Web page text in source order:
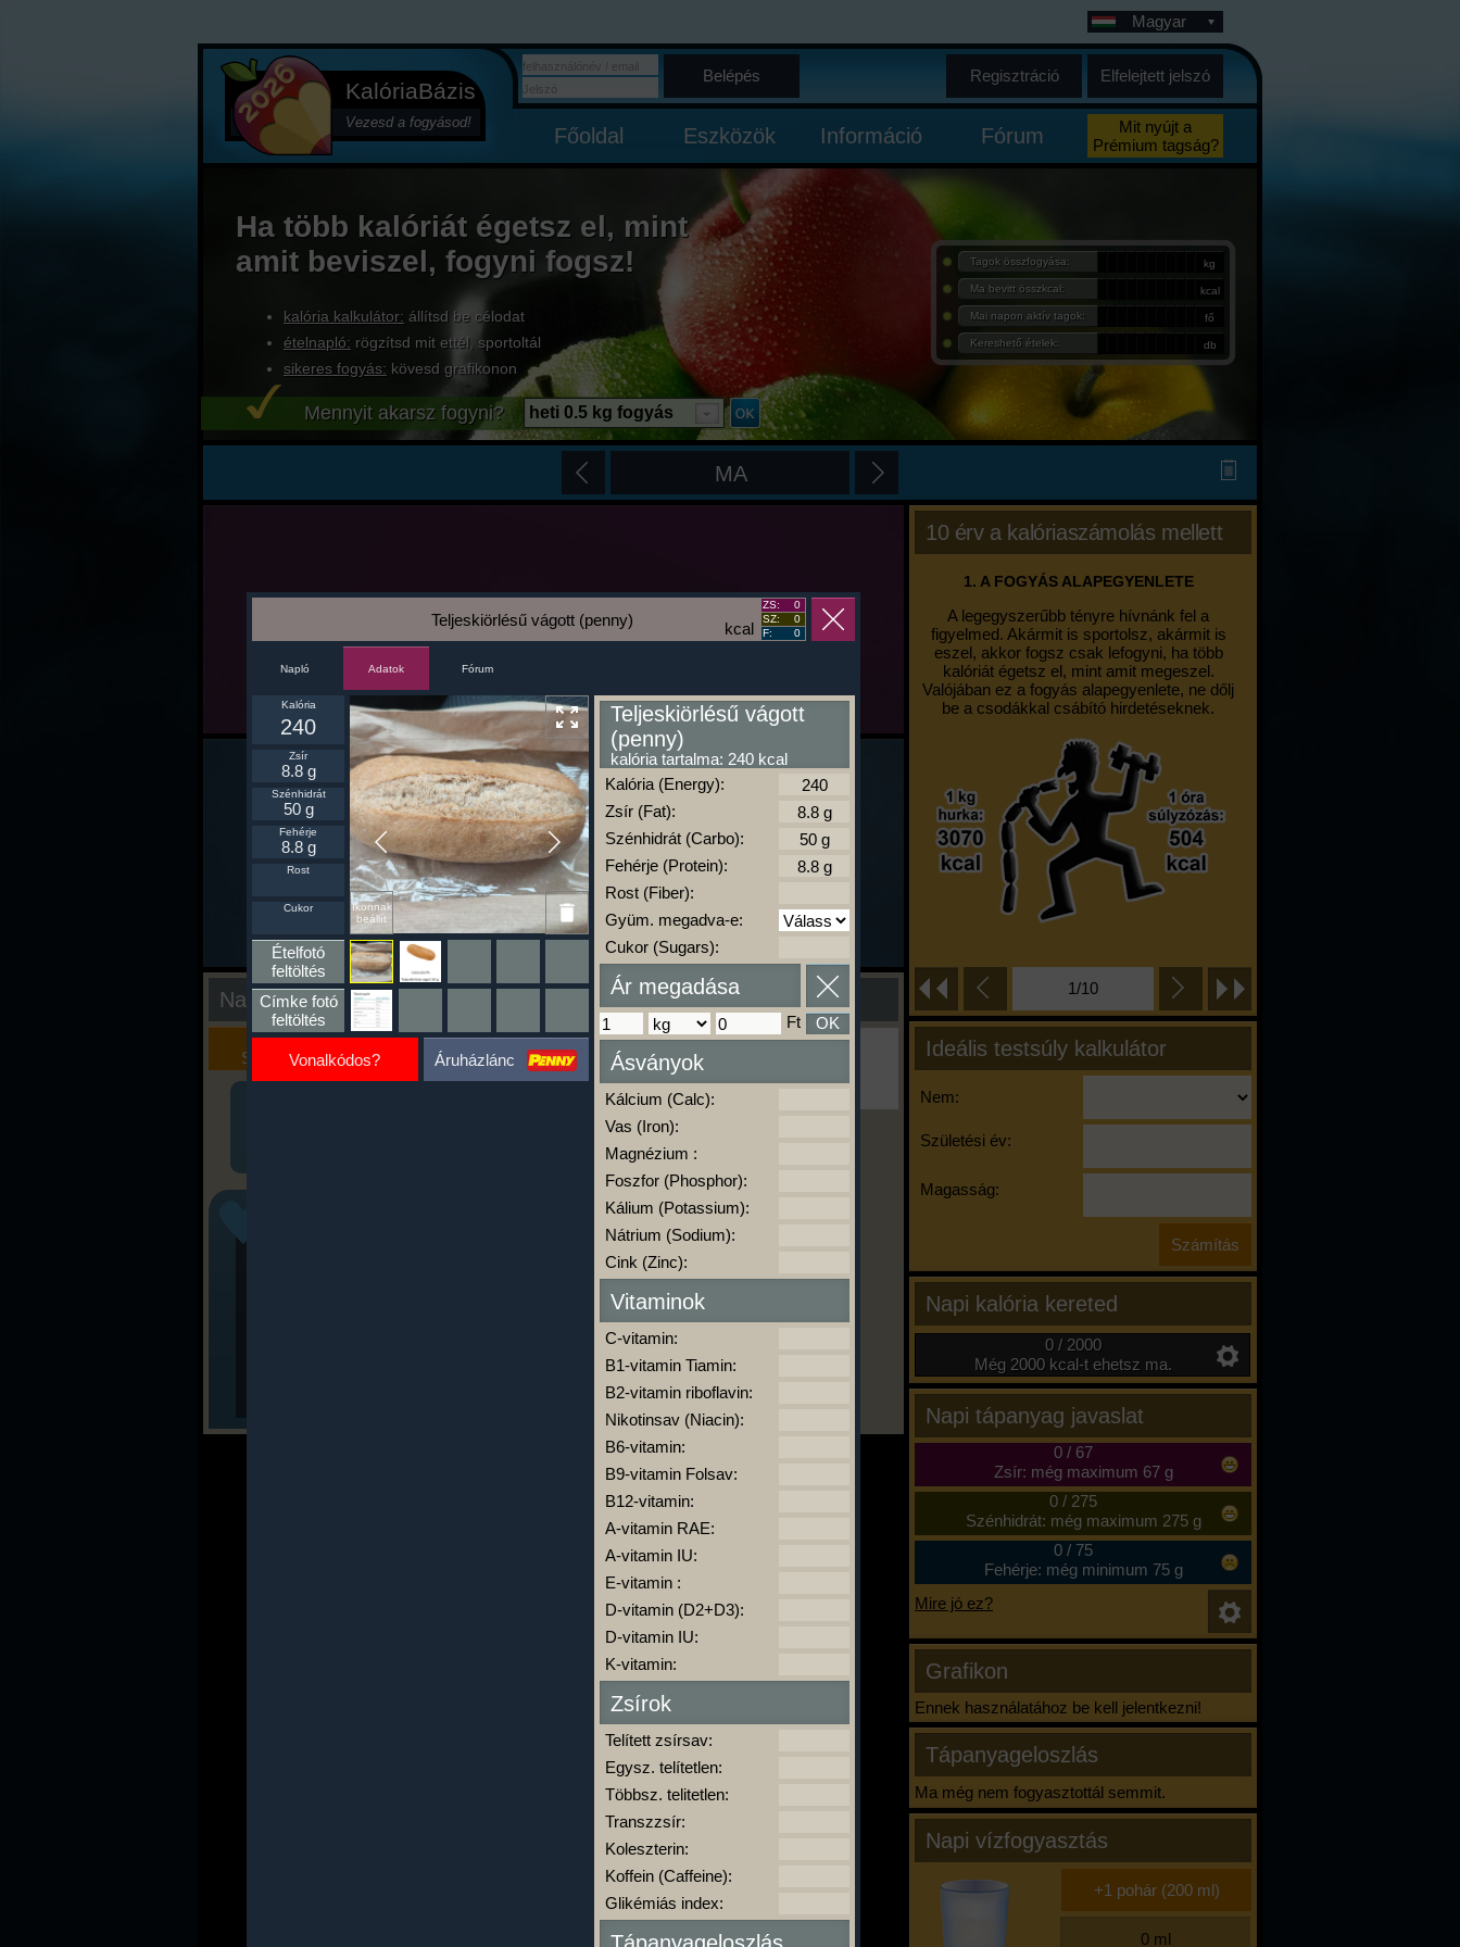
KalóriaBázis
Vezesd a fogyásod!
Magyar
Belépés Regisztráció Elfelejtett jelszó
Főoldal Eszközök Információ Fórum
Mit nyújt a
Prémium tagság?
Ha több kalóriát égetsz el, mint
amit beviszel, fogyni fogsz!
kalória kalkulátor: állítsd be célodat
ételnapló: rögzítsd mit ettél, sportoltál
sikeres fogyás: kövesd grafikonon
Tagok összfogyása: kg
Ma bevitt összkcal: kcal
Mai napon aktív tagok: fő
Kereshető ételek: db
Mennyit akarsz fogyni? heti 0.5 kg fogyás
MA
10 érv a kalóriaszámolás mellett
1. A FOGYÁS ALAPEGYENLETE
A legegyszerűbb tényre hívnánk fel a
figyelmed. Akármit is sportolsz, akármit is
eszel, akkor fogsz csak lefogyni, ha több
kalóriát égetsz el, mint amit megeszel.
Valójában ez a fogyás alapegyenlete, ne dőlj
be a csodákkal csábító hirdetéseknek.
1/10
Ideális testsúly kalkulátor
Nem:
Születési év:
Magasság:
Napi kalória kereted
0 / 2000
Még 2000 kcal-t ehetsz ma.
Napi tápanyag javaslat
0/ 67
Zsír: még maximum 67 g
0/ 275
Szénhidrát: még maximum 275 g
0/ 75
Fehérje: még minimum 75 g
Mire jó ez?
Grafikon
Ennek használatához be kell jelentkezni!
Tápanyageloszlás
Ma még nem fogyasztottál semmit.
Napi vízfogyasztás
Nap kiértékelése
Kalória
Szimulátor
Szöveges
Értékelés
Ha ma már nem eszel/sportolsz többet,
kattints a kiértékelésre!
A Kalória Szimulátor Prémium funkció.
kalóriabázis.hu
-
kcal
Teljeskiörlésű vágott (penny)
ZS:
0
SZ:
0
F:
0
Napló Adatok Fórum
Ikonnak
beállít
Kalória
240
Zsír
8.8 g
Szénhidrát
50 g
Fehérje
8.8 g
Rost
Cukor
Ételfotó
feltöltés
Címke fotó
feltöltés
Vonalkódos? Áruházlánc
Teljeskiörlésű vágott
(penny)
kalória tartalma: 240 kcal
Kalória (Energy):
Zsír (Fat):
Szénhidrát (Carbo):
Fehérje (Protein):
Rost (Fiber):
Gyüm. megadva-e:
Cukor (Sugars):
Ár megadása
Ft OK
Ásványok
Kálcium (Calc):
Vas (Iron):
Magnézium :
Foszfor (Phosphor):
Kálium (Potassium):
Nátrium (Sodium):
Cink (Zinc):
Vitaminok
C-vitamin:
B1-vitamin Tiamin:
B2-vitamin riboflavin:
Nikotinsav (Niacin):
B6-vitamin:
B9-vitamin Folsav:
B12-vitamin:
A-vitamin RAE:
A-vitamin IU:
E-vitamin :
D-vitamin (D2+D3):
D-vitamin IU:
K-vitamin:
Zsírok
Telített zsírsav:
Egysz. telítetlen:
Többsz. telitetlen:
Transzzsír:
Koleszterin:
Koffein (Caffeine):
Glikémiás index: